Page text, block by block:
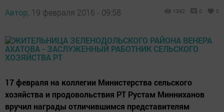
Автор, 19 февраля 2016 - 09:58 1392 0 0
17 февраля на коллегии Министерства сельского
хозяйства и продовольствия РТ Рустам Минниханов
вручил награды отличившимся представителям